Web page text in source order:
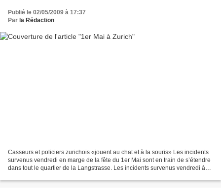
Publié le 02/05/2009 à 17:37
Par la Rédaction
Casseurs et policiers zurichois «jouent au chat et à la souris» Les incidents
survenus vendredi en marge de la fête du 1er Mai sont en train de s’étendre
dans tout le quartier de la Langstrasse. Les incidents survenus vendredi à